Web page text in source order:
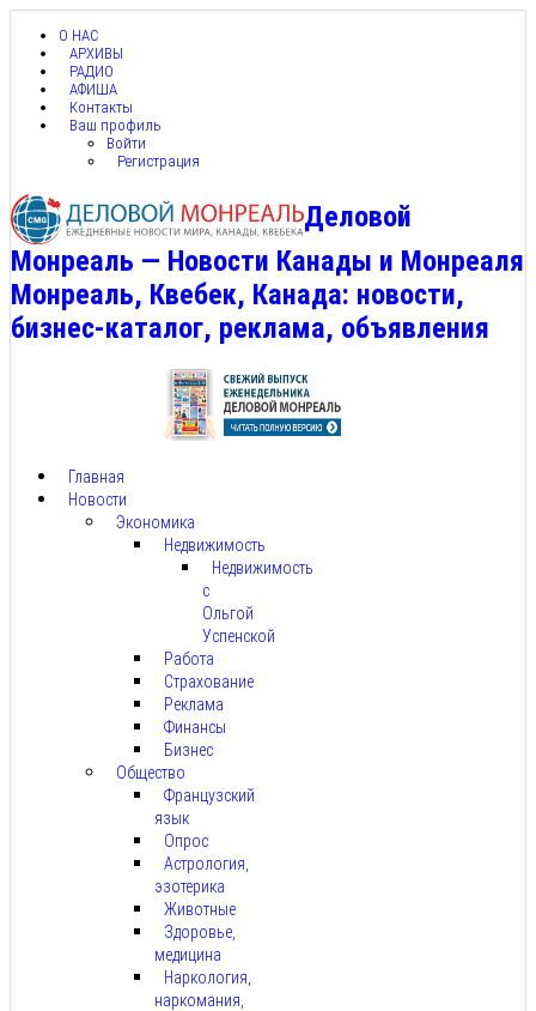
О НАС
АРХИВЫ
РАДИО
АФИША
Контакты
Ваш профиль
Войти
Регистрация
Деловой
Монреаль — Новости Канады и Монреаля
Монреаль, Квебек, Канада: новости,
бизнес-каталог, реклама, объявления
Главная
Новости
Экономика
Недвижимость
Недвижимость
с
Ольгой
Успенской
Работа
Страхование
Реклама
Финансы
Бизнес
Общество
Французский
язык
Опрос
Астрология,
эзотерика
Животные
Здоровье,
медицина
Наркология,
наркомания,